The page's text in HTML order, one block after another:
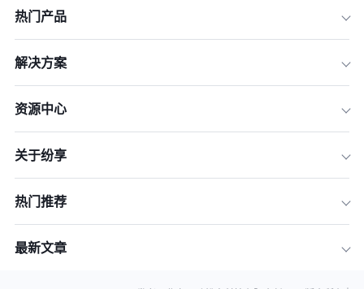
热门产品
解决方案
资源中心
关于纷享
热门推荐
最新文章